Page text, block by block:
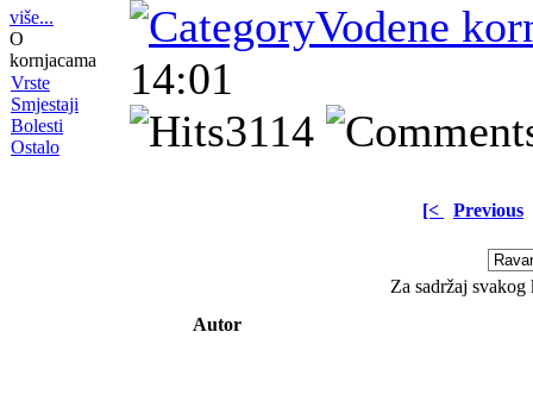
više...
O
kornjacama
Vrste
Smjestaji
Bolesti
Ostalo
Vodene
14:01
3114
[< Previous
Za sadržaj
Autor